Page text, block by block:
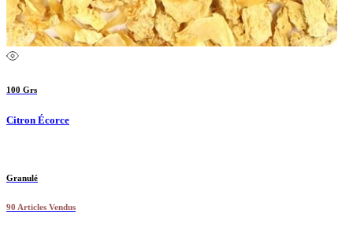
100 Grs
Citron Écorce
Granulé
90 Articles Vendus